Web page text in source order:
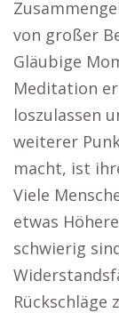
von großer
Gläubige
Meditation
loszulassen
weiterer
macht, ist
Viele
etwas
schwierig
Rückschläge